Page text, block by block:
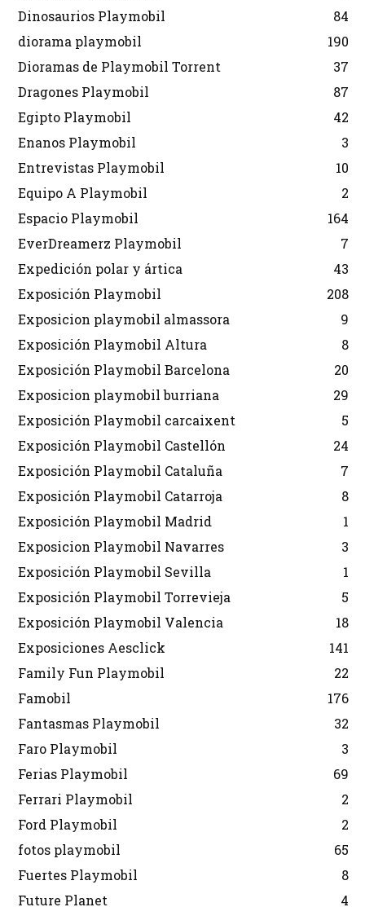
Dinosaurios Playmobil
84
diorama playmobil
190
Dioramas de Playmobil Torrent
37
Dragones Playmobil
87
Egipto Playmobil
42
Enanos Playmobil
3
Entrevistas Playmobil
10
Equipo A Playmobil
2
Espacio Playmobil
164
EverDreamerz Playmobil
7
Expedición polar y ártica
43
Exposición Playmobil
208
Exposicion playmobil almassora
9
Exposición Playmobil Altura
8
Exposición Playmobil Barcelona
20
Exposicion playmobil burriana
29
Exposición Playmobil carcaixent
5
Exposición Playmobil Castellón
24
Exposición Playmobil Cataluña
7
Exposición Playmobil Catarroja
8
Exposición Playmobil Madrid
1
Exposicion Playmobil Navarres
3
Exposición Playmobil Sevilla
1
Exposición Playmobil Torrevieja
5
Exposición Playmobil Valencia
18
Exposiciones Aesclick
141
Family Fun Playmobil
22
Famobil
176
Fantasmas Playmobil
32
Faro Playmobil
3
Ferias Playmobil
69
Ferrari Playmobil
2
Ford Playmobil
2
fotos playmobil
65
Fuertes Playmobil
8
Future Planet
4